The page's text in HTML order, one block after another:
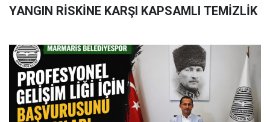
YANGIN RİSKİNE KARŞI KAPSAMLI TEMİZLİK